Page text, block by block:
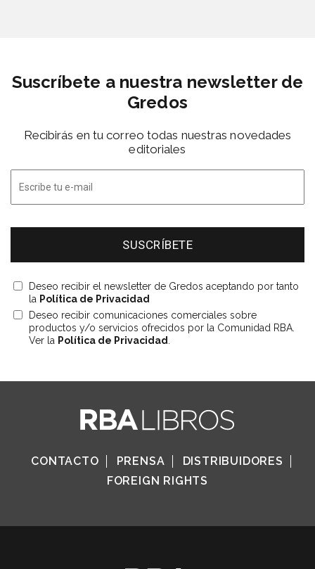
Suscríbete a nuestra newsletter de
Gredos
Recibirás en tu correo todas nuestras novedades
editoriales
Deseo recibir el newsletter de Gredos aceptando por tanto
la Política de Privacidad
Deseo recibir comunicaciones comerciales sobre
productos y/o servicios ofrecidos por la Comunidad RBA.
Ver la Política de Privacidad.
CONTACTO PRENSA
DISTRIBUIDORES
FOREIGN RIGHTS